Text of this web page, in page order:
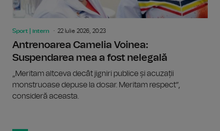
Sport | intern 22 Iulie 2026, 20:23
Antrenoarea Camelia Voinea:
Suspendarea mea a fost nelegală
„Meritam altceva decât jigniri publice și acuzații
monstruoase depuse la dosar. Meritam respect”,
consideră aceasta.